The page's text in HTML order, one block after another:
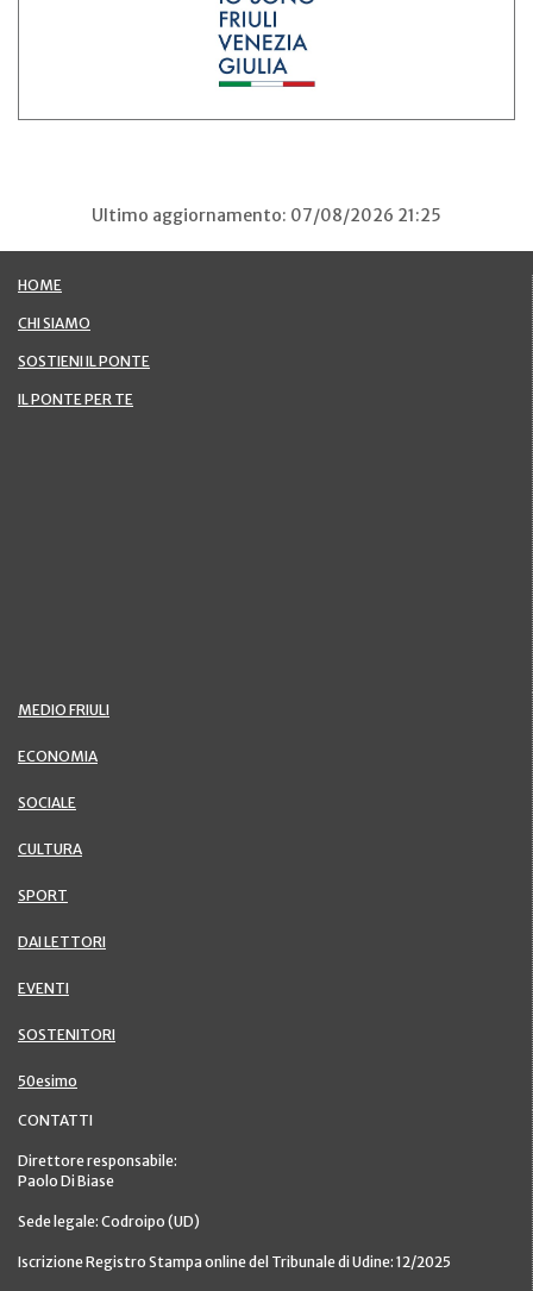
Ultimo aggiornamento: 07/08/2026 21:25
HOME
CHI SIAMO
SOSTIENI IL PONTE
IL PONTE PER TE
MEDIO FRIULI
ECONOMIA
SOCIALE
CULTURA
SPORT
DAI LETTORI
EVENTI
SOSTENITORI
50esimo
CONTATTI
Direttore responsabile:
Paolo Di Biase
Sede legale: Codroipo (UD)
Iscrizione Registro Stampa online del Tribunale di Udine: 12/2025